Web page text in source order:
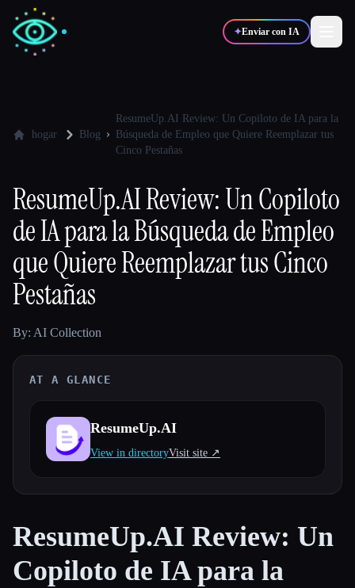
✦Enviar con IA
🎨Diseñadores
🎓 Estudiantes 🎬Creadores
Blog
Todas las categorías
Acerca de
hogar Blog
ResumeUp.AI Review: Un Copiloto de IA para la
Búsqueda de Empleo que Quiere Reemplazar tus
Cinco Pestañas
ResumeUp.AI Review: Un Copiloto
de IA para la Búsqueda de Empleo
que Quiere Reemplazar tus Cinco
Pestañas
By: AI Collection
AT A GLANCE
ResumeUp.AI
View in directoryVisit site ↗︎
ResumeUp.AI Review: Un
Copiloto de IA para la